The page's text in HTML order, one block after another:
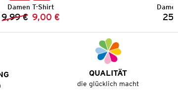
Damen T-Shirt
Vorheriger Preis:
9,99 € Neuer Preis:
9,00 €
QUALITÄT
die glücklich macht